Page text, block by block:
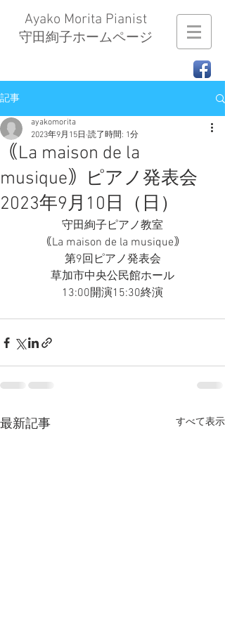
Ayako Morita Pianist
​守田絢子ホームページ
記事
｟La maison de la
musique｠ピアノ発表会
2023年9月10日（日）
ayakomorita
2023年9月15日 読了時間: 1分
守田絢子ピアノ教室
｟La maison de la musique｠
第9回ピアノ発表会
草加市中央公民館ホール
13:00開演15:30終演
最新記事 すべて表示